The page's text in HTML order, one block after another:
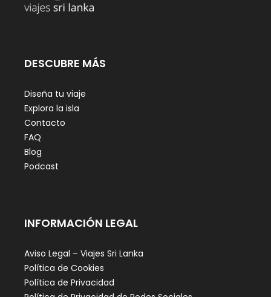
DESCUBRE MÁS
Diseña tu viaje
Explora la isla
Contacto
FAQ
Blog
Podcast
INFORMACIÓN LEGAL
Aviso Legal – Viajes Sri Lanka
Política de Cookies
Política de Privacidad